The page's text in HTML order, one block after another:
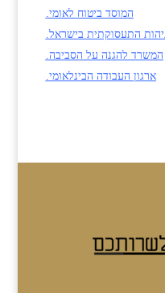
המוסד ביטוח לאומי.
התעסוקתית בישראל.
המשרד להגנה על הסביבה.
ארגון העבודה הבינלאומי.